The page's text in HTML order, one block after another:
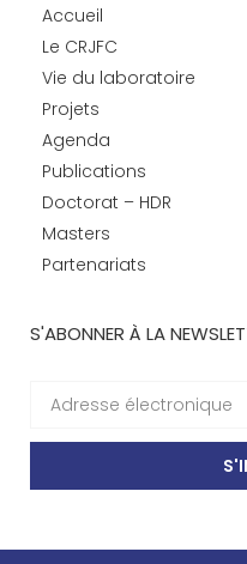
Accueil
Le CRJFC
Vie du laboratoire
Projets
Agenda
Publications
Doctorat – HDR
Masters
Partenariats
S'ABONNER À LA